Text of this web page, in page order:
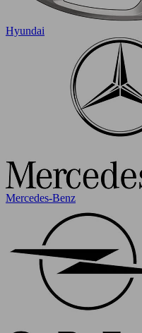
Hyundai
Mercedes-Benz